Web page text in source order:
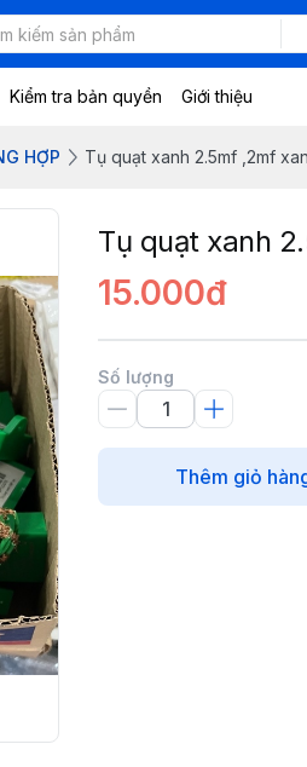
Kiểm tra bản quyền Giới thiệu
HỢP Tụ quạt xanh 2.5mf ,2mf
Tụ quạt xanh
15.000đ
Số lượng
Thêm giỏ